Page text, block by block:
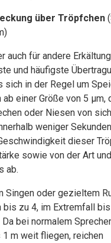
über Tröpfchen
auch für andere
und häufigste
sich in der Regel um
ab einer Größe von 5 µm,
oder Niesen von
weniger
dieser
sowie von der Art
ab.
Singen oder gezieltem
bis zu 4, im Extremfall
bei normalem
m weit fliegen, reichen